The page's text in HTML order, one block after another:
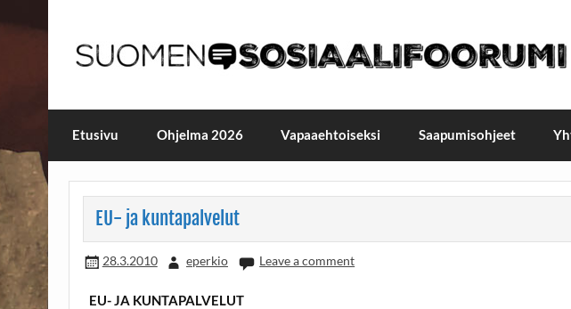
content
Maailmanparannuspäivät /
Maailmanparannuspäivät Lapinlahden Lähteellä, Helsingissä
Etusivu Ohjelma 2026 Vapaaehtoiseksi Saapumisohjeet
EU- ja kuntapalvelut
28.3.2010 eperkio Leave a comment
EU- JA KUNTAPALVELUT